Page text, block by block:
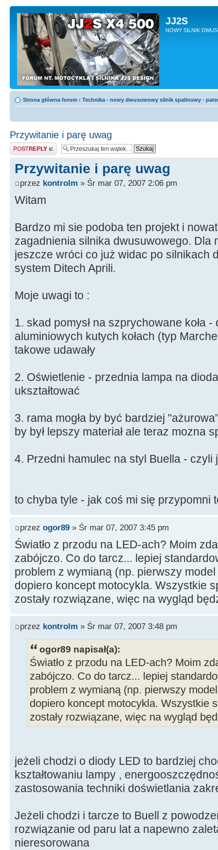
JJ2S
NOWY SILNIK
Strona główna forum ‹ Technika - nowy dwusuwowy silnik spalinowy -
Przywitanie i parę uwag
Odpowiedz
Przywitanie i parę uwag
przez kontrolm » Śr mar 07, 2007 2:06 pm
Witam
Bardzo mi sie podoba ten projekt i
zagadnienia silnika dwusuwowego. Dla
jeszcze wróci co już widac po silnikach
system Ditech Aprili.
Moje uwagi to :
1. skad pomysł na szprychowane koła
aluminiowych kutych kołach (typ
takowe udawały
2. Oświetlenie - przednia lampa na
ukształtować
3. rama mogła by być bardziej
by był lepszy materiał ale teraz mozna
4. Przedni hamulec na styl Buella - czyli
to chyba tyle - jak coś mi się przypomni
przez ogor89 » Śr mar 07, 2007 3:45 pm
Światło z przodu na LED-ach? Moim
zabójczo. Co do tarcz... lepiej
problem z wymianą (np. pierwszy
dopiero koncept motocykla. Wszystkie
zostały rozwiązane, więc na wygląd
przez kontrolm » Śr mar 07, 2007 3:48 pm
ogor89 napisał(a):
Światło z przodu na LED-ach? Moim
zabójczo. Co do tarcz... lepiej
problem z wymianą (np. pierwszy
dopiero koncept motocykla. Wszystkie
zostały rozwiązane, więc na wygląd
jeżeli chodzi o diody LED to bardziej
kształtowaniu lampy ,
zastosowania techniki doświetlania
Jeżeli chodzi i tarcze to Buell z
rozwiązanie od paru lat a napewno
nieresorowana